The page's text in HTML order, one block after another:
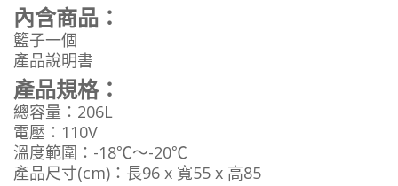
內含商品：
籃子一個
產品說明書
產品規格：
總容量：206L
電壓：110V
溫度範圍：-18℃～-20℃
產品尺寸(cm)：長96 x 寬55 x 高85